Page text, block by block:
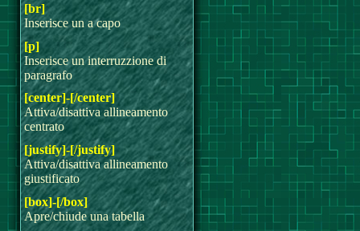
[br]
Inserisce un a capo
[p]
Inserisce un interruzzione di
paragrafo
[center]-[/center]
Attiva/disattiva allineamento
centrato
[justify]-[/justify]
Attiva/disattiva allineamento
giustificato
[box]-[/box]
Apre/chiude una tabella